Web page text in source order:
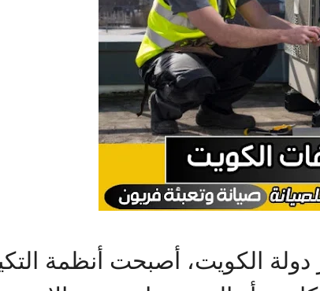
الكويت، أصبحت أنظمة